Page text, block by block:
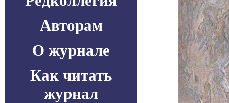
Авторам
О журнале
Как читать
журнал